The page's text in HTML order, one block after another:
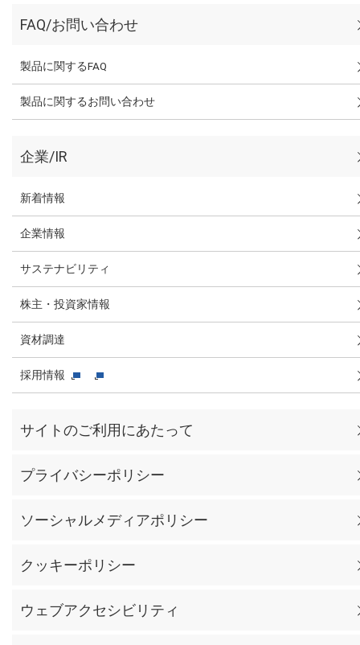
FAQ/お問い合わせ
製品に関するFAQ
製品に関するお問い合わせ
企業/IR
新着情報
企業情報
サステナビリティ
株主・投資家情報
資材調達
採用情報
サイトのご利用にあたって
プライバシーポリシー
ソーシャルメディアポリシー
クッキーポリシー
ウェブアクセシビリティ